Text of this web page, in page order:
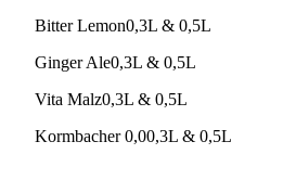
Bitter Lemon0,3L & 0,5L
Ginger Ale0,3L & 0,5L
Vita Malz0,3L & 0,5L
Kormbacher 0,00,3L & 0,5L